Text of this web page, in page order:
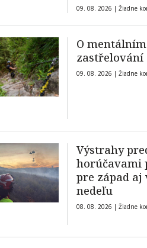
09. 08. 2026 | Žiadne
O mentálním
zastřelování
09. 08. 2026 | Žiadne
Výstrahy
horúčavami
pre západ aj
nedeľu
08. 08. 2026 | Žiadne